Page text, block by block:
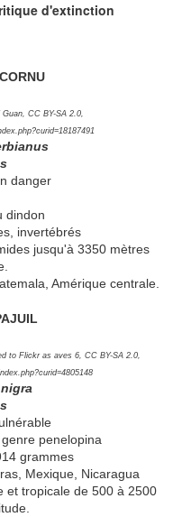
d'extinction
CC BY-SA 2.0,
danger
dindon
invertébrés
jusqu'à 3350 mètres
Amérique centrale.
to Flickr as aves 6, CC BY-SA 2.0,
penelopina
grammes
Mexique, Nicaragua
et tropicale de 500 à 2500